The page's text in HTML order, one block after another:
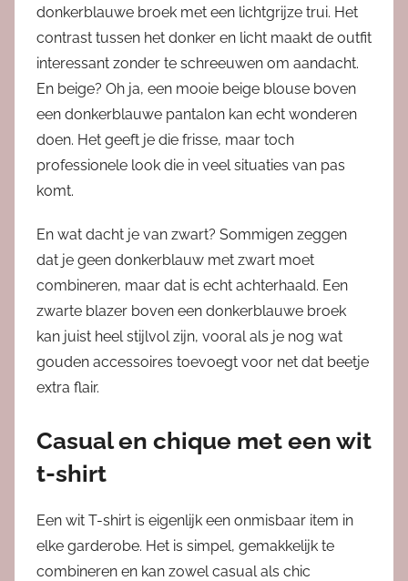
donkerblauwe broek met een lichtgrijze trui. Het
contrast tussen het donker en licht maakt de outfit
interessant zonder te schreeuwen om aandacht.
En beige? Oh ja, een mooie beige blouse boven
een donkerblauwe pantalon kan echt wonderen
doen. Het geeft je die frisse, maar toch
professionele look die in veel situaties van pas
komt.
En wat dacht je van zwart? Sommigen zeggen
dat je geen donkerblauw met zwart moet
combineren, maar dat is echt achterhaald. Een
zwarte blazer boven een donkerblauwe broek
kan juist heel stijlvol zijn, vooral als je nog wat
gouden accessoires toevoegt voor net dat beetje
extra flair.
Casual en chique met een wit
t-shirt
Een wit T-shirt is eigenlijk een onmisbaar item in
elke garderobe. Het is simpel, gemakkelijk te
combineren en kan zowel casual als chic